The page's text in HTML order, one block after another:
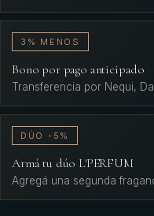
3% MENOS
Bono por pago anticipado
Transferencia por Nequi,
DÚO -5%
Armá tu dúo L'PERFUM
Agregá una segunda